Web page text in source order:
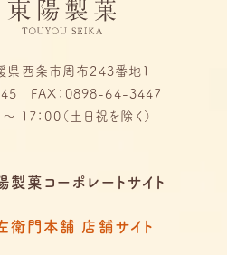
西条市周布243番地1
FAX：0898-64-3447
17：00（土日祝を除く）
製菓コーポレートサイト
衛門本舗 店舗サイト